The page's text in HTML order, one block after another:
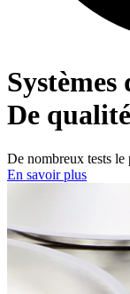
De
De nombreux tests le
En savoir plus